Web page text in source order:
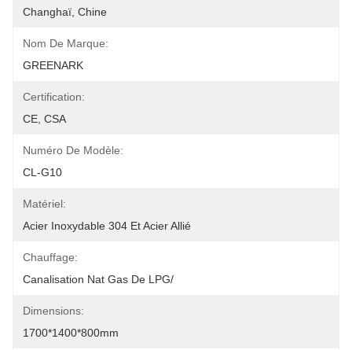
Changhaï, Chine
Nom De Marque:
GREENARK
Certification:
CE, CSA
Numéro De Modèle:
CL-G10
Matériel:
Acier Inoxydable 304 Et Acier Allié
Chauffage:
Canalisation Nat Gas De LPG/
Dimensions:
1700*1400*800mm